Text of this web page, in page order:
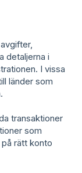
detaljerna i
I vissa
länder som
transaktioner
som
rätt konto